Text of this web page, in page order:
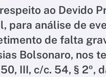
ao Devido
para análise de
de falta
Bolsonaro, nos
III, c/c. 54, § 2º,